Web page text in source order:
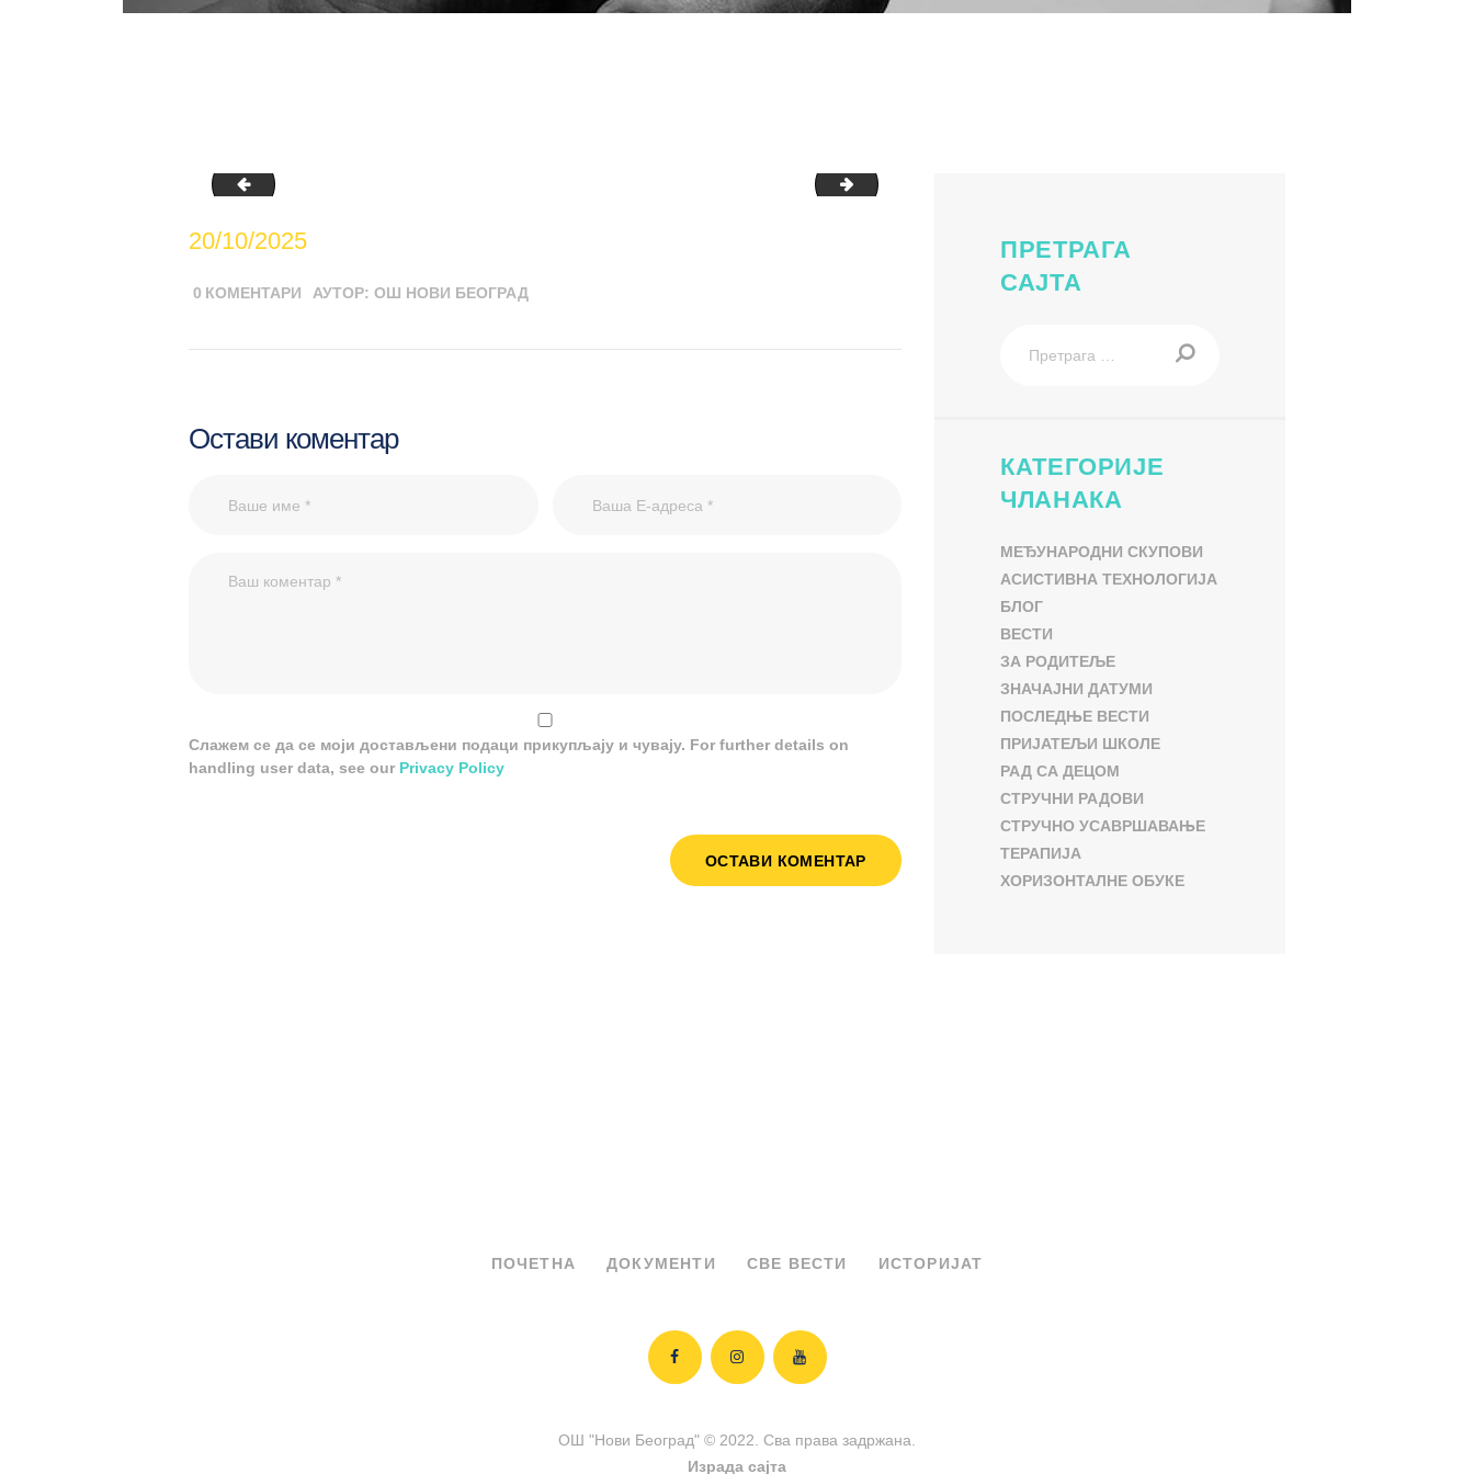
Недеља спорта – инклузивни полигон у ОШ „Иван Гундулић“-20-10-2025-04- Недеља спорта – инклузивни полигон у ОШ „Иван Гундулић“-20-10-2025-10-
20/10/2025
0 КОМЕНТАРИ АУТОР: ОШ НОВИ БЕОГРАД
Остави коментар
Слажем се да се моји достављени подаци прикупљају и чувају. For further details on
handling user data, see our Privacy Policy
ПРЕТРАГА
САЈТА
КАТЕГОРИЈЕ
ЧЛАНАКА
МЕЂУНАРОДНИ СКУПОВИ
АСИСТИВНА ТЕХНОЛОГИЈА
БЛОГ
ВЕСТИ
ЗА РОДИТЕЉЕ
ЗНАЧАЈНИ ДАТУМИ
ПОСЛЕДЊЕ ВЕСТИ
ПРИЈАТЕЉИ ШКОЛЕ
РАД СА ДЕЦОМ
СТРУЧНИ РАДОВИ
СТРУЧНО УСАВРШАВАЊЕ
ТЕРАПИЈА
ХОРИЗОНТАЛНЕ ОБУКЕ
ПОЧЕТНА ДОКУМЕНТИ СВЕ ВЕСТИ ИСТОРИЈАТ
ОШ "Нови Београд" © 2022. Сва права задржана.
Израда сајта